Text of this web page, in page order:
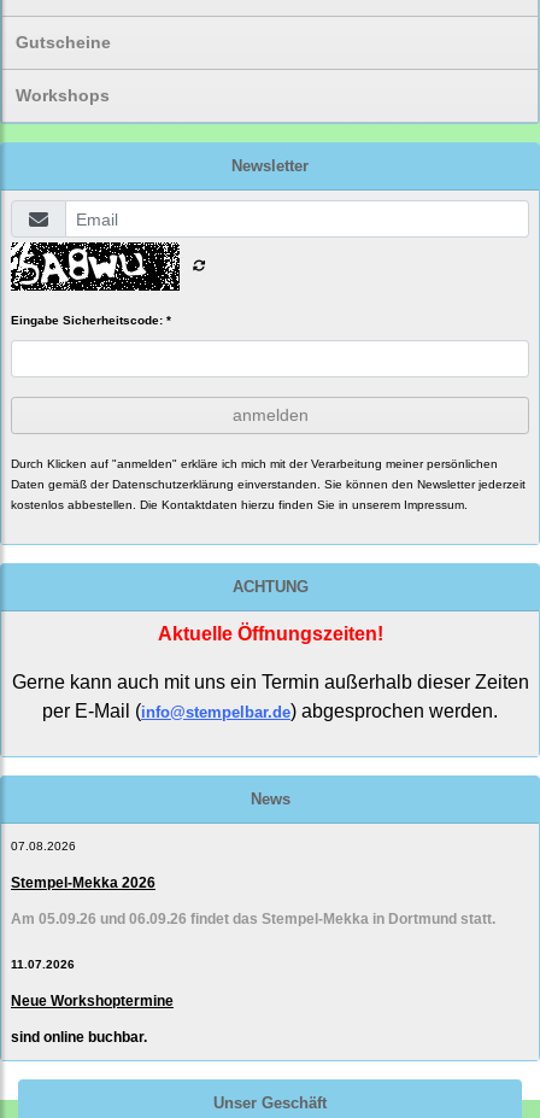
Gutscheine
Workshops
Newsletter
Eingabe Sicherheitscode: *
anmelden
Durch Klicken auf "anmelden" erkläre ich mich mit der Verarbeitung meiner persönlichen
Daten gemäß der Datenschutzerklärung einverstanden. Sie können den Newsletter jederzeit
kostenlos abbestellen. Die Kontaktdaten hierzu finden Sie in unserem Impressum.
ACHTUNG
Aktuelle Öffnungszeiten!
Gerne kann auch mit uns ein Termin außerhalb dieser Zeiten
per E-Mail (info@stempelbar.de) abgesprochen werden.
News
07.08.2026
Stempel-Mekka 2026
Am 05.09.26 und 06.09.26 findet das Stempel-Mekka in Dortmund statt.
11.07.2026
Neue Workshoptermine
sind online buchbar.
Unser Geschäft